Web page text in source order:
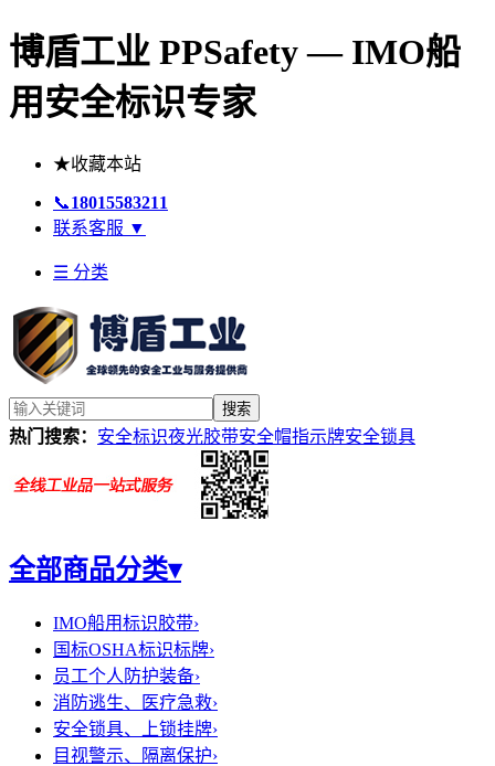
博盾工业 PPSafety — IMO船
用安全标识专家
★收藏本站
📞18015583211
联系客服 ▼
☰ 分类
搜索
热门搜索： 安全标识夜光胶带安全帽指示牌安全锁具
全部商品分类▾
IMO船用标识胶带›
国标OSHA标识标牌›
员工个人防护装备›
消防逃生、医疗急救›
安全锁具、上锁挂牌›
目视警示、隔离保护›